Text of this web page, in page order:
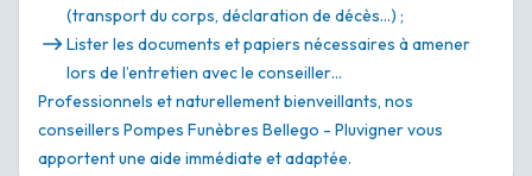
(transport du corps, déclaration de décès…) ;
Lister les documents et papiers nécessaires à amener
lors de l’entretien avec le conseiller…
Professionnels et naturellement bienveillants, nos
conseillers Pompes Funèbres Bellego - Pluvigner vous
apportent une aide immédiate et adaptée.